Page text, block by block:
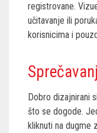
registrovane.
učitavanje ili
korisnicima i
Dobro dizajnirani
što se dogode.
kliknuti na dugme